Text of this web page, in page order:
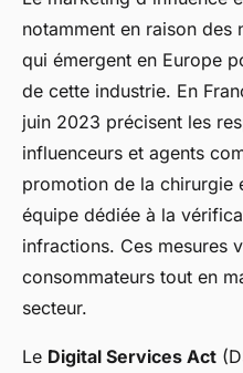
notamment en raison des
qui émergent en Europe
de cette industrie. En
juin 2023 précisent les
influenceurs et agents
promotion de la chirurgie
équipe dédiée à la
infractions. Ces mesures
consommateurs tout en
secteur.
Le Digital Services Act